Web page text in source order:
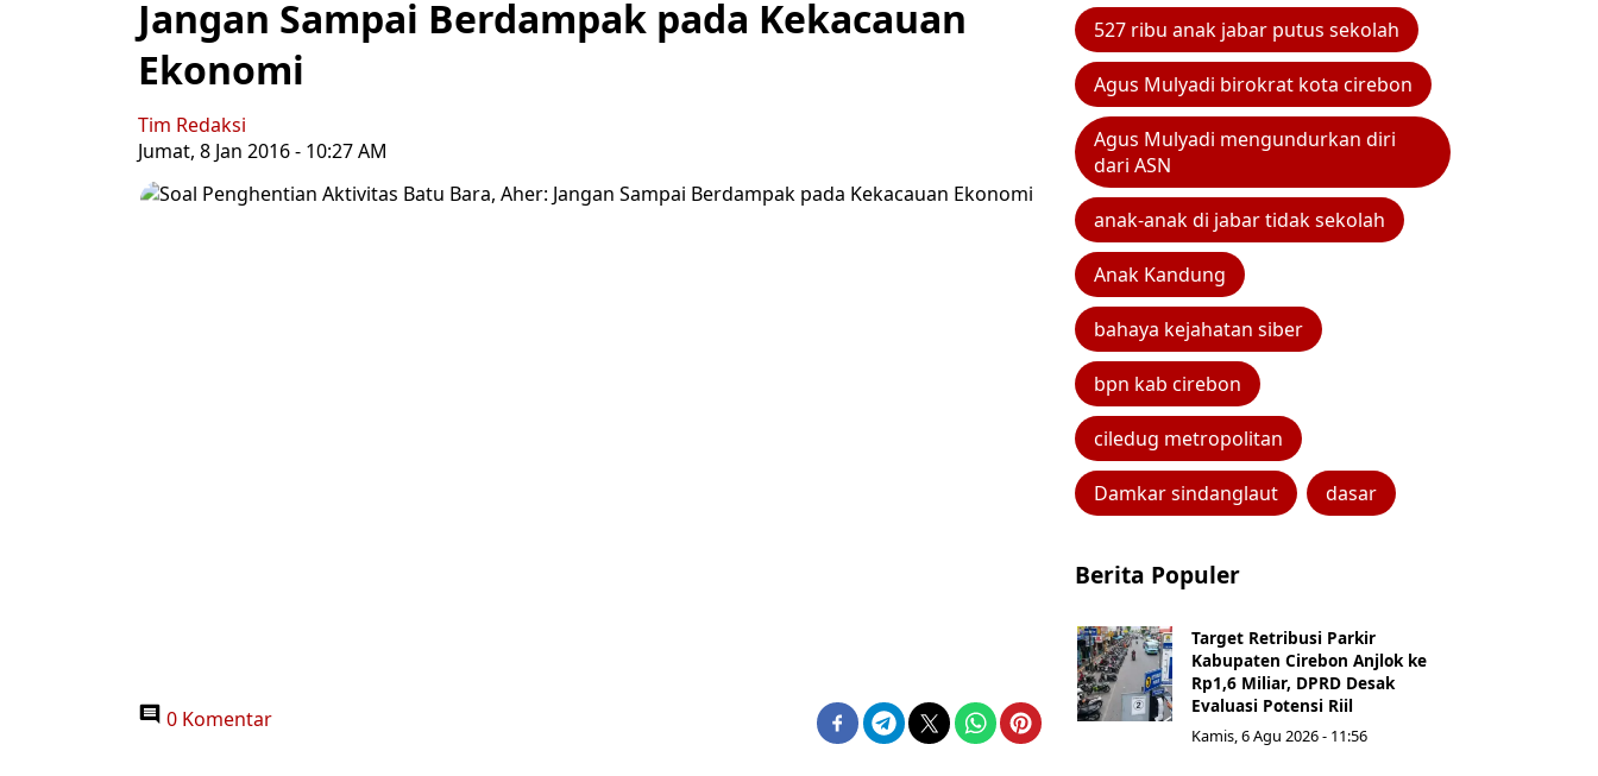
Jangan Sampai Berdampak pada Kekacauan
Ekonomi
Tim Redaksi
Jumat, 8 Jan 2016 - 10:27 AM
0 Komentar
527 ribu anak jabar putus sekolah
Agus Mulyadi birokrat kota cirebon
Agus Mulyadi mengundurkan diri
dari ASN
anak-anak di jabar tidak sekolah
Anak Kandung
bahaya kejahatan siber
bpn kab cirebon
ciledug metropolitan
Damkar sindanglaut dasar
Berita Populer
Target Retribusi Parkir
Kabupaten Cirebon Anjlok ke
Rp1,6 Miliar, DPRD Desak
Evaluasi Potensi Riil
Kamis, 6 Agu 2026 - 11:56